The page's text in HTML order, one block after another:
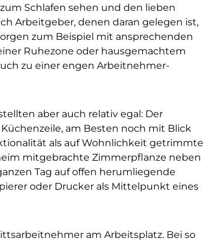
Schlafen sehen und den lieben
Arbeitgeber, denen daran gelegen ist,
zum Beispiel mit ansprechenden
Ruhezone oder hausgemachtem
zu einer engen Arbeitnehmer-
aber auch relativ egal: Der
am Besten noch mit Blick
als auf Wohnlichkeit getrimmte
mitgebrachte Zimmerpflanze neben
Tag auf offen herumliegende
oder Drucker als Mittelpunkt eines
am Arbeitsplatz. Bei so